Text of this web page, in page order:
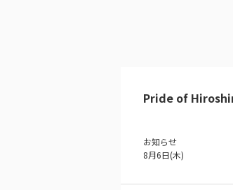
Pride of
お知らせ
8月6日(木)